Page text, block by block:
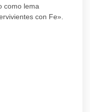
como lema
con Fe».